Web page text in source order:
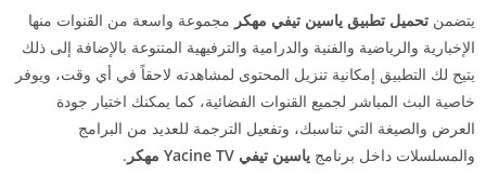
يتضمن تحميل تطبيق ياسين تيفي مهكر مجموعة واسعة من القنوات منها
الإخبارية والرياضية والفنية والدرامية والترفيهية المتنوعة بالإضافة إلى ذلك
يتيح لك التطبيق إمكانية تنزيل المحتوى لمشاهدته لاحقاً في أي وقت، ويوفر
خاصية البث المباشر لجميع القنوات الفضائية، كما يمكنك اختيار جودة
العرض والصيغة التي تناسبك، وتفعيل الترجمة للعديد من البرامج
والمسلسلات داخل برنامج ياسين تيفي Yacine TV مهكر .